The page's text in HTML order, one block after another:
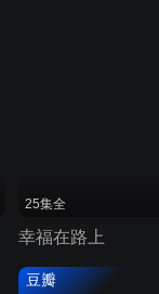
25集全
幸福在路上
豆瓣